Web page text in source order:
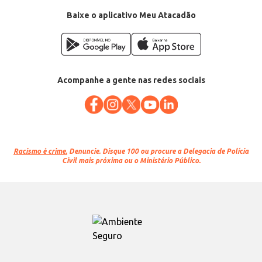
Baixe o aplicativo Meu Atacadão
Acompanhe a gente nas redes sociais
Racismo é crime. Denuncie. Disque 100 ou procure a Delegacia de Polícia
Civil mais próxima ou o Ministério Público.